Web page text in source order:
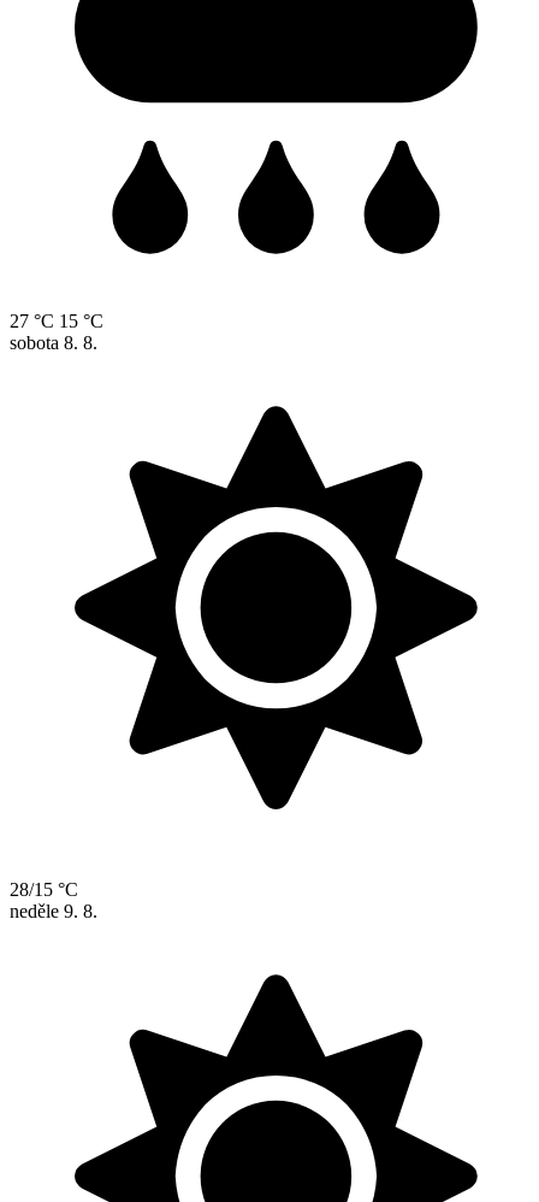
27 °C 15 °C
sobota 8. 8.
28/15 °C
neděle 9. 8.